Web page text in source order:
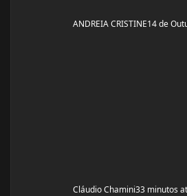
ANDREIA CRISTINE14 de
Cláudio Chamini33 minutos